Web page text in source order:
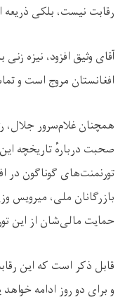
رقابت نیست، بلکی
آقای وثیق افزود، نیزه
افغانستان مروج است و
همچنان غلام‌سرور جلال،
صحبت دربارهٔ تاریخچه
تورنمنت‌های گوناگون
بازرگانان ملی، میرویس
حمایت مالی‌شان از این
و برای دو روز ادامه